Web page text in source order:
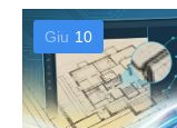
Giu 10